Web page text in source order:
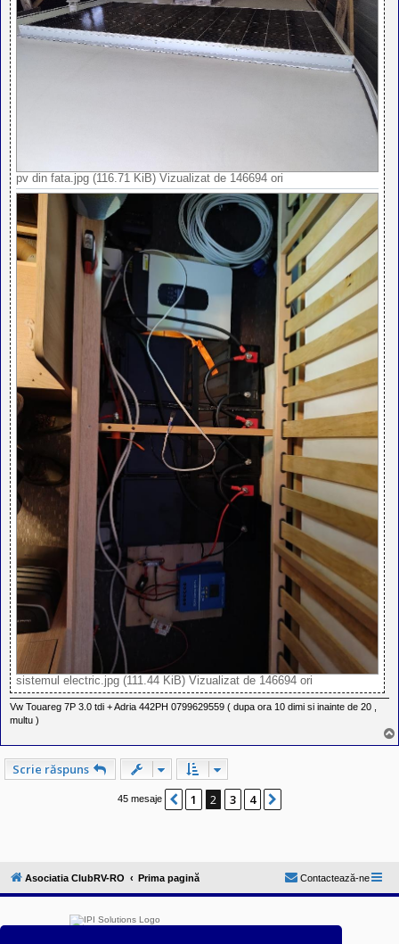
pv din fata.jpg (116.71 KiB) Vizualizat de 146694 ori
sistemul electric.jpg (111.44 KiB) Vizualizat de 146694 ori
Vw Touareg 7P 3.0 tdi + Adria 442PH 0799629559 ( dupa ora 10 dimi si inainte de 20 ,
multu )
Scrie răspuns
45 mesaje Anterior
1 2 3 4
Asociatia ClubRV-RO Prima pagină Contactează-ne